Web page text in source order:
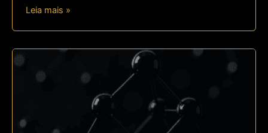
Leia mais »